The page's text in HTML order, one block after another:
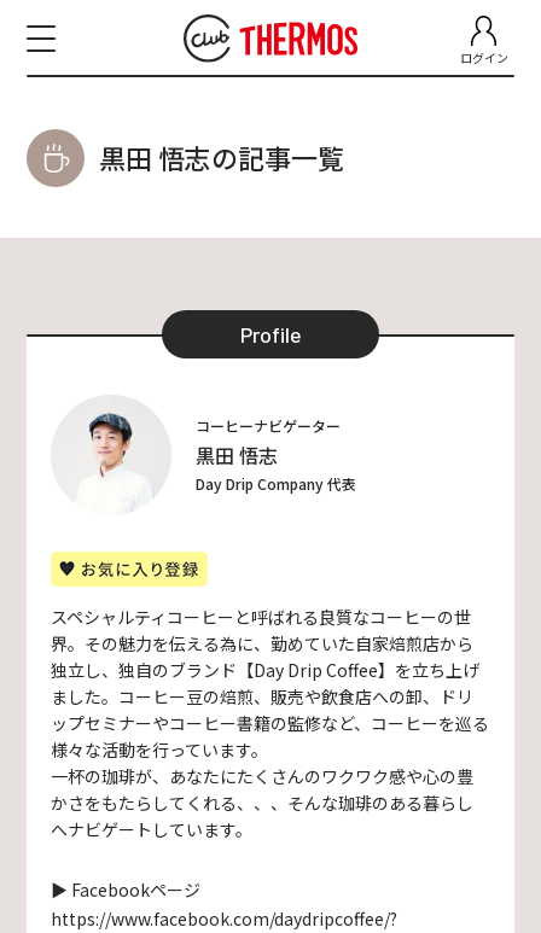
ログイン
黒田 悟志の記事一覧
Profile
コーヒーナビゲーター
黒田 悟志
Day Drip Company 代表
スペシャルティコーヒーと呼ばれる良質なコーヒーの世
界。その魅力を伝える為に、勤めていた自家焙煎店から
独立し、独自のブランド【Day Drip Coffee】を立ち上げ
ました。コーヒー豆の焙煎、販売や飲食店への卸、ドリ
ップセミナーやコーヒー書籍の監修など、コーヒーを巡る
様々な活動を行っています。
一杯の珈琲が、あなたにたくさんのワクワク感や心の豊
かさをもたらしてくれる、、、そんな珈琲のある暮らし
へナビゲートしています。
▶ Facebookページ
https://www.facebook.com/daydripcoffee/?